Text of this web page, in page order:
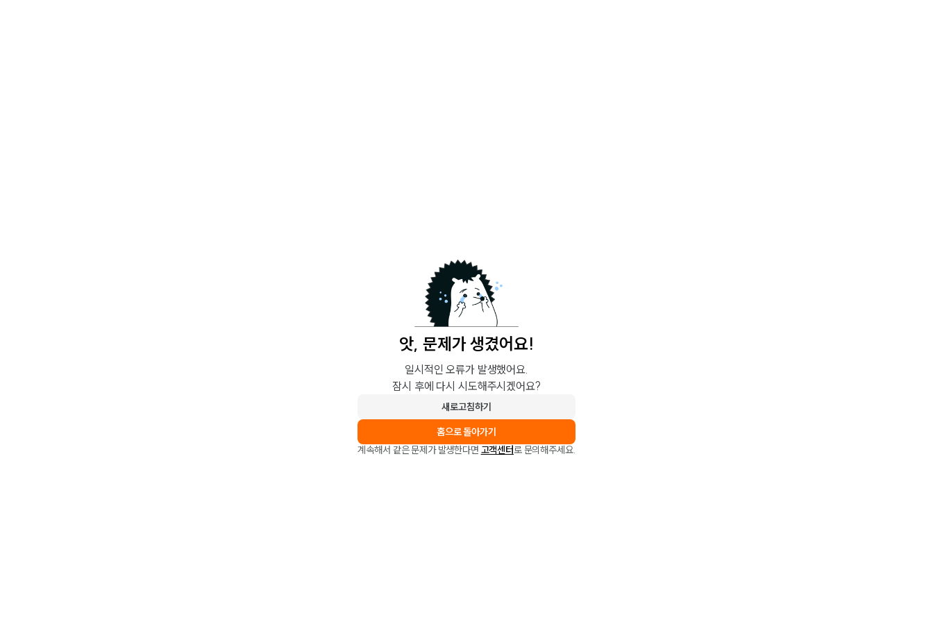
앗, 문제가 생겼어요!
일시적인 오류가 발생했어요.
잠시 후에 다시 시도해주시겠어요?
새로고침하기
홈으로 돌아가기
계속해서 같은 문제가 발생한다면 고객센터로 문의해주세요.